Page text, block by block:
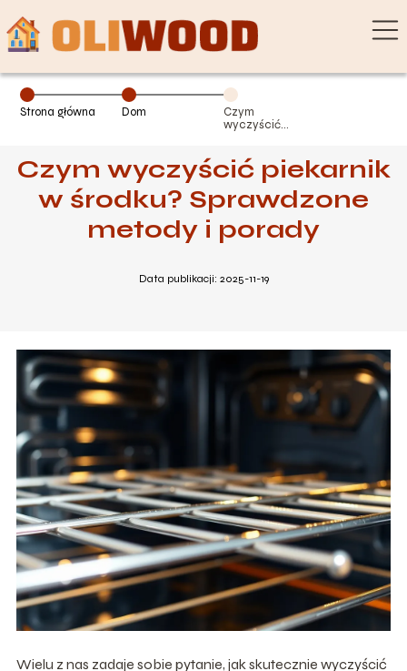
Strona główna Dom
Czym
wyczyścić
Sprawdzone
metody i porady
Czym wyczyścić piekarnik
w środku? Sprawdzone
metody i porady
Data publikacji: 2025-11-19
Wielu z nas zadaje sobie pytanie, jak skutecznie wyczyścić